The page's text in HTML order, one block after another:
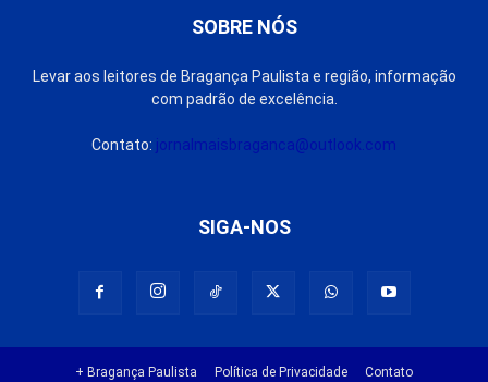
SOBRE NÓS
Levar aos leitores de Bragança Paulista e região, informação
com padrão de excelência.
Contato: jornalmaisbraganca@outlook.com
SIGA-NOS
+ Bragança Paulista Política de Privacidade Contato